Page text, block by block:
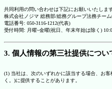
共同利用の問い合わせは下記にお願いいたします
株式会社ノジマ 総務部/総務グループ法務チー
電話番号: 050-3116-1212(代表)
受付時間: 月曜~金曜(祝日、年末年始は除く)
3. 個人情報の第三社提供につい
(1) 当社は、次のいずれかに該当する場合、お
く。)に提供することがあります。